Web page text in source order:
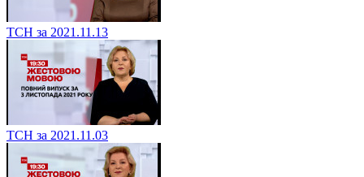
ТСН за 2021.11.13
ТСН за 2021.11.03